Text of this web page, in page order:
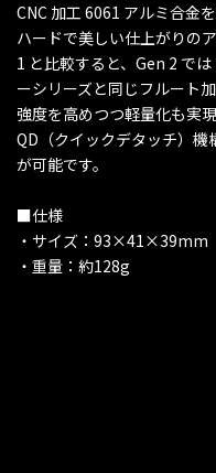
CNC 加工 6061 アルミ合金
ハードで美しい仕上がりの
1 と比較すると、Gen 2 で
ーシリーズと同じフルート
強度を高めつつ軽量化も実
QD（クイックデタッチ）
が可能です。
■仕様
・サイズ：93×41×39mm
・重量：約128g